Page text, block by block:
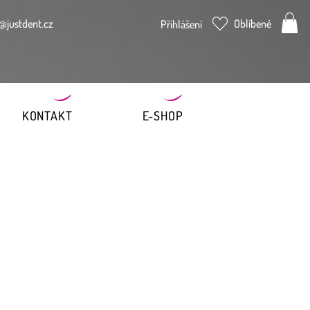
Přihlášení Oblíbené
KONTAKT E-SHOP